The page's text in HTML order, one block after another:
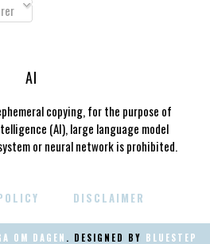
AI
copying, for the purpose of
(AI), large language model
or neural network is prohibited.
DISCLAIMER
OM DAGEN . DESIGNED BY BLUESTEP